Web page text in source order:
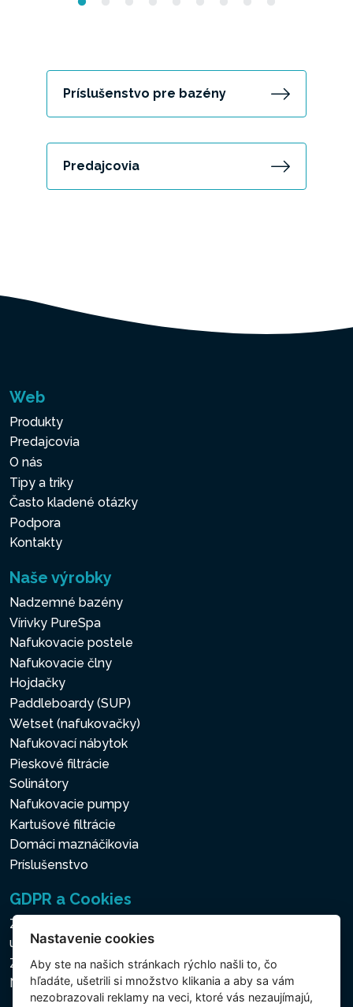
Príslušenstvo pre bazény
Predajcovia
Web
Produkty
Predajcovia
O nás
Tipy a triky
Často kladené otázky
Podpora
Kontakty
Naše výrobky
Nadzemné bazény
Vírivky PureSpa
Nafukovacie postele
Nafukovacie člny
Hojdačky
Paddleboardy (SUP)
Wetset (nafukovačky)
Nafukovací nábytok
Pieskové filtrácie
Solinátory
Nafukovacie pumpy
Kartušové filtrácie
Domáci maznáčikovia
Príslušenstvo
GDPR a Cookies
Zásady ochrany osobných a ďalších spracovávaných
údajov
Zásady používania súborov cookies
Nastavenie cookies
Nastavenie cookies
Aby ste na našich stránkach rýchlo našli to, čo
hľadáte, ušetrili si množstvo klikania a aby sa vám
nezobrazovali reklamy na veci, ktoré vás nezaujímajú,